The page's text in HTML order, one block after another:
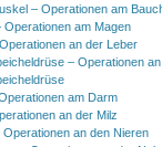
– Operationen am
Operationen am Magen
Operationen an der Leber
– Operationen
am Darm
an der Milz
Operationen an den Nieren